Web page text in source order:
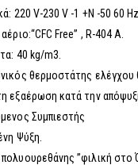
220 V-230 V -1 +N -50 60 Hz.
Free” , R-404 A.
40 kg/m3.
θερμοστάτης
εξαέρωση κατά την
Συμπιεστής
Ψύξη.
”φιλική στο